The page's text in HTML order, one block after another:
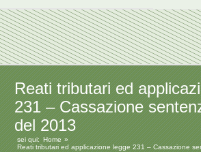
Reati tributari ed
231 – Cassazione
del 2013
sei qui:
Home
Reati tributari ed applicazione legge 231 – Cassazione